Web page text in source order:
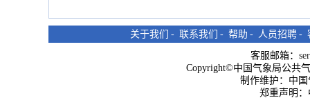
关于我们 - 联系我们 - 帮助 - 人员招聘 -
客服邮箱：
Copyright©中国气象局公共
制作维护：中
郑重声明